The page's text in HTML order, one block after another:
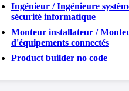
Ingénieur / Ingénieure
sécurité informatique
Monteur installateur /
d'équipements connectés
Product builder no code